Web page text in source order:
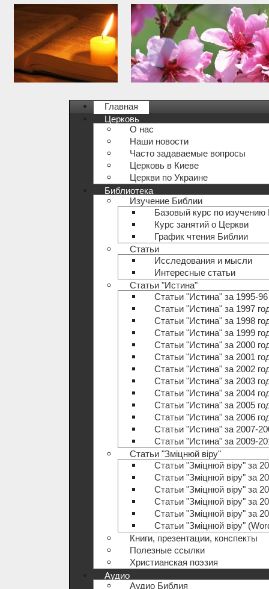
Главная
Церковь
О нас
Наши новости
Часто задаваемые вопросы
Церковь в Киеве
Церкви по Украине
Библиотека
Изучение Библии
Базовый курс по изучению
Курс занятий о Церкви
График чтения Библии
Статьи
Исследования и мысли
Интересные статьи
Статьи "Истина"
Статьи "Истина" за 1995-
Статьи "Истина" за 1997
Статьи "Истина" за 1998
Статьи "Истина" за 1999
Статьи "Истина" за 2000
Статьи "Истина" за 2001
Статьи "Истина" за 2002
Статьи "Истина" за 2003
Статьи "Истина" за 2004
Статьи "Истина" за 2005
Статьи "Истина" за 2006
Статьи "Истина" за 2007-
Статьи "Истина" за 2009-
Статьи "Зміцнюй віру"
Статьи "Зміцнюй віру" за
Статьи "Зміцнюй віру" за
Статьи "Зміцнюй віру" за
Статьи "Зміцнюй віру" за
Статьи "Зміцнюй віру" за
Статьи "Зміцнюй віру"
Книги, презентации, конспекты
Полезные ccылки
Христианская поэзия
Аудио
Аудио Библия